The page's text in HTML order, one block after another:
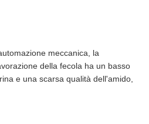
meccanica, la
della fecola ha un basso
e una scarsa qualità dell'amido,